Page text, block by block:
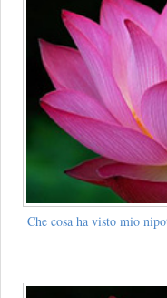
Che cosa ha visto mio